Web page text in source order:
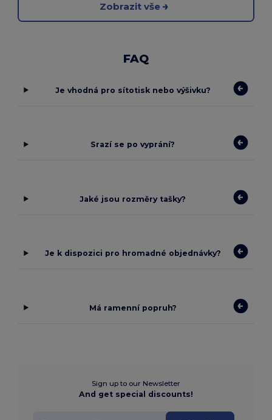
Zobrazit vše
FAQ
Je vhodná pro sítotisk nebo výšivku?
Srazí se po vyprání?
Jaké jsou rozměry tašky?
Je k dispozici pro hromadné objednávky?
Má ramenní popruh?
Sign up to our Newsletter
And get special discounts!